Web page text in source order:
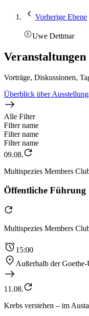
Vorherige Ebene
Uwe Dettmar
Vorträge, Diskussionen,
Überblick über
Alle Filter
Filter name
Filter name
Filter name
09.08.
Multispezies Members
Öffentliche Führung
Multispezies Members
15:00
Außerhalb der
11.08.
Krebs verstehen – im